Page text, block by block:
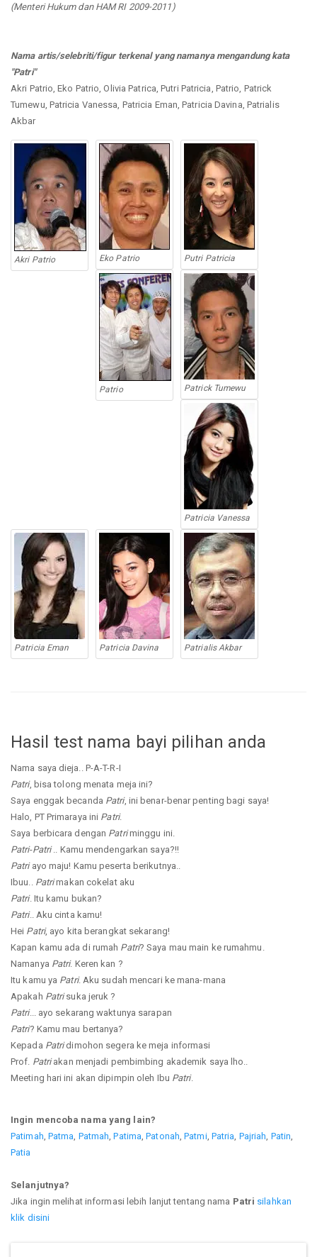
(Menteri Hukum dan HAM RI 2009-2011)
Nama artis/selebriti/figur terkenal yang namanya mengandung kata
"Patri"
Akri Patrio, Eko Patrio, Olivia Patrica, Putri Patricia, Patrio, Patrick
Tumewu, Patricia Vanessa, Patricia Eman, Patricia Davina, Patrialis
Akbar
Akri Patrio Eko Patrio Putri Patricia
Patrio Patrick Tumewu
Patricia Vanessa
Patricia Eman Patricia Davina Patrialis Akbar
Hasil test nama bayi pilihan anda
Nama saya dieja.. P-A-T-R-I
Patri, bisa tolong menata meja ini?
Saya enggak becanda Patri, ini benar-benar penting bagi saya!
Halo, PT Primaraya ini Patri.
Saya berbicara dengan Patriminggu ini.
Patri-Patri.. Kamu mendengarkan saya?!!
Patriayo maju! Kamu peserta berikutnya..
Ibuu.. Patrimakan cokelat aku
Patri. Itu kamu bukan?
Patri.. Aku cinta kamu!
Hei Patri, ayo kita berangkat sekarang!
Kapan kamu ada di rumah Patri? Saya mau main ke rumahmu.
Namanya Patri. Keren kan ?
Itu kamu ya Patri. Aku sudah mencari ke mana-mana
Apakah Patrisuka jeruk ?
Patri... ayo sekarang waktunya sarapan
Patri? Kamu mau bertanya?
Kepada Patridimohon segera ke meja informasi
Prof. Patriakan menjadi pembimbing akademik saya lho..
Meeting hari ini akan dipimpin oleh Ibu Patri.
Ingin mencoba nama yang lain?
Patimah Patma Patmah ,Patima ,Patonah ,Patmi, Patria Pajriah Patin
Patia
Selanjutnya?
Jika ingin melihat informasi lebih lanjut tentang nama Patri silahkan
klik disini